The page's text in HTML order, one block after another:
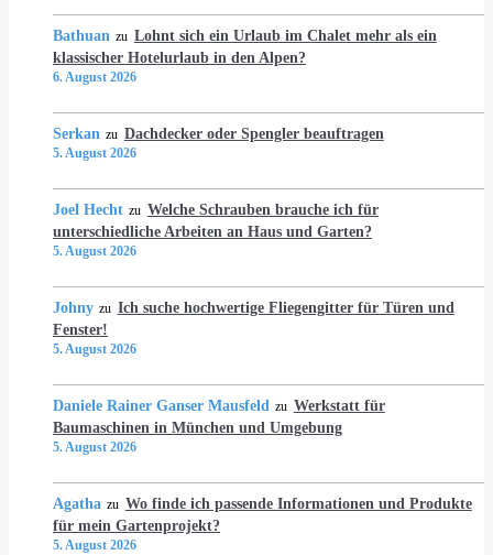
Bathuan zu Lohnt sich ein Urlaub im Chalet mehr als ein
klassischer Hotelurlaub in den Alpen?
6. August 2026
Serkan zu Dachdecker oder Spengler beauftragen
5. August 2026
Joel Hecht zu Welche Schrauben brauche ich für
unterschiedliche Arbeiten an Haus und Garten?
5. August 2026
Johny zu Ich suche hochwertige Fliegengitter für Türen und
Fenster!
5. August 2026
Daniele Rainer Ganser Mausfeld zu Werkstatt für
Baumaschinen in München und Umgebung
5. August 2026
Agatha zu Wo finde ich passende Informationen und Produkte
für mein Gartenprojekt?
5. August 2026